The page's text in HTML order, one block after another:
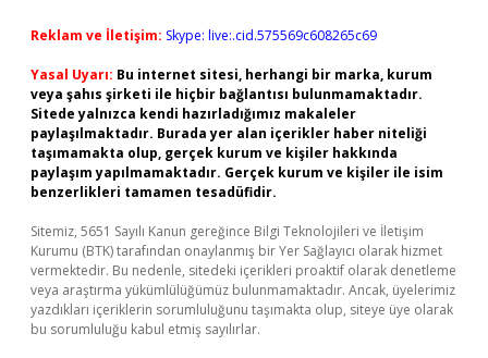
Reklam ve İletişim: Skype: live:.cid.575569c608265c69
Yasal Uyarı: Bu internet sitesi, herhangi bir marka, kurum
veya şahıs şirketi ile hiçbir bağlantısı bulunmamaktadır.
Sitede yalnızca kendi hazırladığımız makaleler
paylaşılmaktadır. Burada yer alan içerikler haber niteliği
taşımamakta olup, gerçek kurum ve kişiler hakkında
paylaşım yapılmamaktadır. Gerçek kurum ve kişiler ile isim
benzerlikleri tamamen tesadüfidir.
Sitemiz, 5651 Sayılı Kanun gereğince Bilgi Teknolojileri ve İletişim
Kurumu (BTK) tarafından onaylanmış bir Yer Sağlayıcı olarak hizmet
vermektedir. Bu nedenle, sitedeki içerikleri proaktif olarak denetleme
veya araştırma yükümlülüğümüz bulunmamaktadır. Ancak, üyelerimiz
yazdıkları içeriklerin sorumluluğunu taşımakta olup, siteye üye olarak
bu sorumluluğu kabul etmiş sayılırlar.